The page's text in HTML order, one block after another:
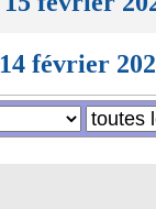
février